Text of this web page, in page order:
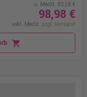
o. MwSt. 83,18 €
98,98 €
inkl. MwSt. zzgl. Versand
shopping_cart